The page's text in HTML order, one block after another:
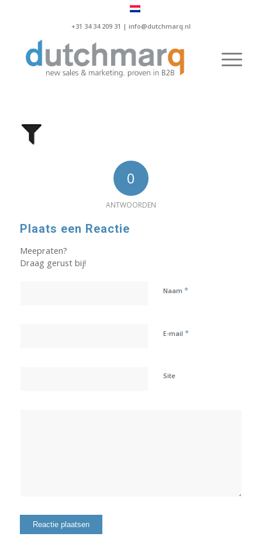
+31 34 34 209 31 | info@dutchmarq.nl
0
ANTWOORDEN
Plaats een Reactie
Meepraten?
Draag gerust bij!
Naam *
E-mail *
Site